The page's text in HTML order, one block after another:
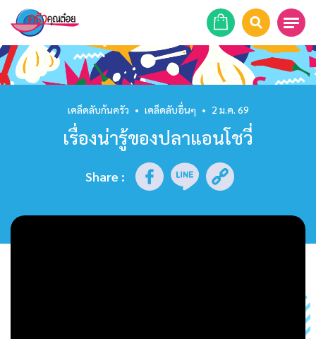
หน้าแรก
สูตรอาหาร
ร้านอาหาร
รายการย้อนหลัง
เคล็ดลับก้นครัว • เคล็ดลับอื่นๆ • 2 ม.ค. 69
เรื่องน่ารู้ของปลาแอนโชวี่
Share :